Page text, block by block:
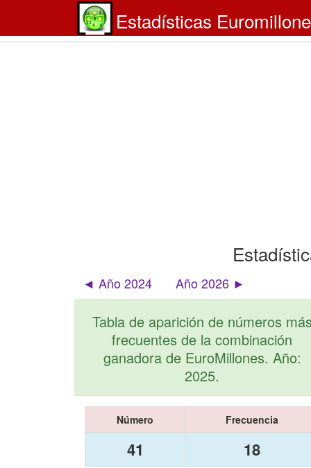
Estadísticas
◄ Año 2024 Año 2026 ►
Tabla de aparición de números más
frecuentes de la combinación
ganadora de EuroMillones. Año:
2025.
Número Frecuencia
41
18